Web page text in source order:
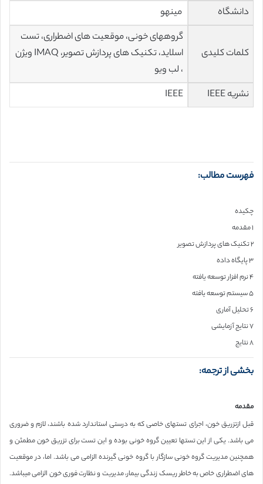
دانشگاه
مینهو
کلمات کلیدی
گروههای خونی، موقعیت های اضطراری، تست
اسلاید، تکنیک های پردازش تصویر، IMAQ ویژن
، لب ویو
نشریه IEEE
IEEE
فهرست مطالب:
چکیده
۱ مقدمه
۲ تکنیک های پردازش تصویر
۳ پایگاه داده
۴ نرم افزار توسعه یافته
۵ سیستم توسعه یافته
۶ تحلیل آماری
۷ نتایج آزمایشی
۸ نتایج
بخشی از ترجمه:
مقدمه
قبل ازتزریق خون، اجرای تستهای خاصی که به درستی استاندارد شده باشند، لازم و ضروری
می باشد. یکی از این تستها تعیین گروه خونی بوده و این تست برای تزریق خون مطمئن و
همچنین مدیریت گروه خونی سازگار با گروه خونی گیرنده الزامی می باشد. اما، در موقعیت
های اضطراری خاص به خاطر ریسک زندگی بیمار، مدیریت و نظارت فوری خون الزامی میباشد.